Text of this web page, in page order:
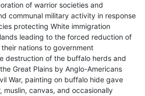
of warrior societies and
communal military activity in response
protecting White immigration
leading to the forced reduction of
nations to government
destruction of the buffalo herds and
Great Plains by Anglo-Americans
War, painting on buffalo hide gave
muslin, canvas, and occasionally